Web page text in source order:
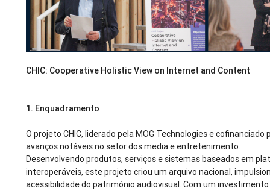
CHIC: Cooperative Holistic View on Internet and Content
1. Enquadramento
O projeto CHIC, liderado pela MOG Technologies e cofinanciado
avanços notáveis no setor dos media e entretenimento.
Desenvolvendo produtos, serviços e sistemas baseados em
interoperáveis, este projeto criou um arquivo nacional,
acessibilidade do património audiovisual. Com um